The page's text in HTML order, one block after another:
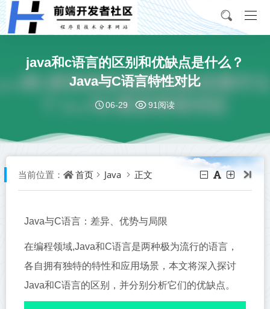
java和c语言的区别和优缺点是什么？
Java与C语言特性对比
06-29 91阅读
当前位置： 首页 Java 正文
Java与C语言：差异、优势与局限
在编程领域,Java和C语言是两种极为流行的语言，
各自拥有独特的特性和应用场景，本文将深入探讨
Java和C语言的区别，并分别分析它们的优缺点。